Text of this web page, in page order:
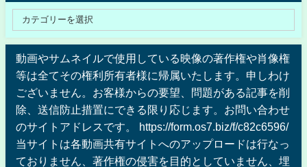
動画やサムネイルで使用している映像の著作権や肖像権
等は全てその権利所有者様に帰属いたします。申しわけ
ございません。お客様からの要望、問題がある記事を削
除、送信防止措置にできる限り応じます。お問い合わせ
のサイトアドレスです。 https://form.os7.biz/f/c82c6596/
当サイトは各動画共有サイトへのアップロードは行なっ
ておりません、著作権の侵害を目的としていません、埋